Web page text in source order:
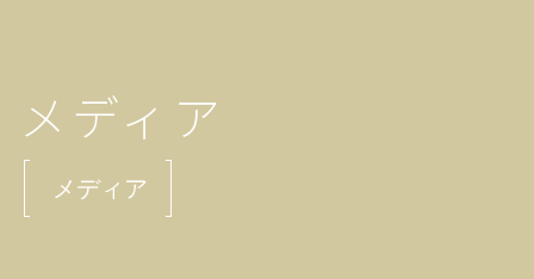
メディア
メディア